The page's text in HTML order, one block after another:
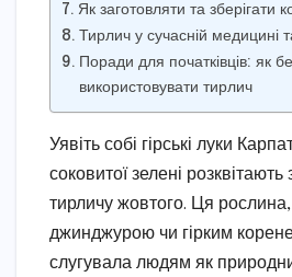
Як заготовляти та зберігати
Тирлич у сучасній медицині
Поради для початківців: як
використовувати тирлич
Уявіть собі гірські луки
соковитої зелені розквітають
тирличу жовтого. Ця
джинджурою чи гірким
слугувала людям як